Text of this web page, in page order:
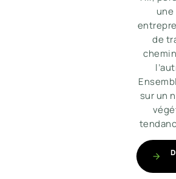
de
sur un